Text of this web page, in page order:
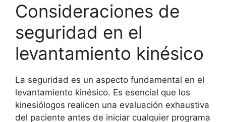
Consideraciones de
seguridad en el
levantamiento kinésico
La seguridad es un aspecto fundamental en el
levantamiento kinésico. Es esencial que los
kinesiólogos realicen una evaluación exhaustiva
del paciente antes de iniciar cualquier programa